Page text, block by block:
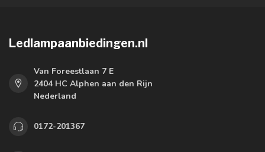
Ledlampaanbiedingen.nl
Van Foreestlaan 7 E
2404 HC Alphen aan den Rijn
Nederland
0172-201367